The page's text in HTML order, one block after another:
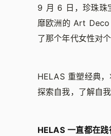
9 月 6 日，珍珠珠
靡欧洲的 Art Deco
了那个年代女性对
HELAS 重塑经典
探索自我，了解自
HELAS 一直都在践